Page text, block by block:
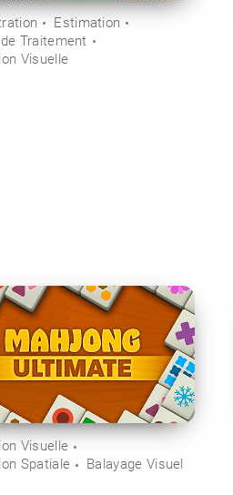
Estimation
Traitement
Visuelle
Visuelle
Spatiale
Balayage Visuel